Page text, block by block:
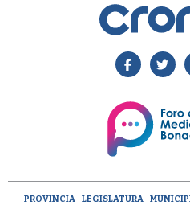
PROVINCIA LEGISLATURA